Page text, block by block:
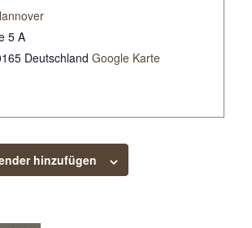
5 A
Deutschland Google Karte
hinzufügen